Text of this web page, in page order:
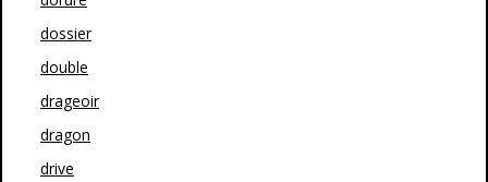
dossier
double
drageoir
dragon
drive